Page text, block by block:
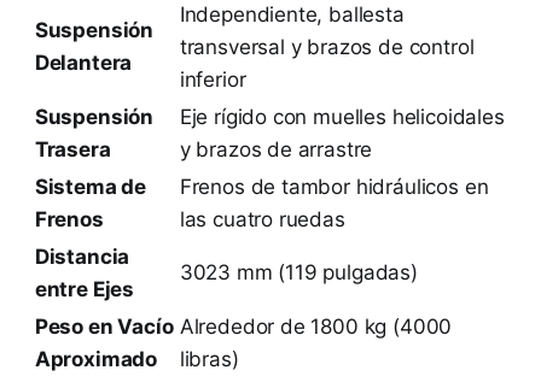
Suspensión
Delantera
Independiente, ballesta
transversal y brazos de control
inferior
Suspensión
Trasera
Eje rígido con muelles helicoidales
y brazos de arrastre
Sistema de
Frenos
Frenos de tambor hidráulicos en
las cuatro ruedas
Distancia
entre Ejes
3023 mm (119 pulgadas)
Peso en Vacío
Aproximado
Alrededor de 1800 kg (4000
libras)